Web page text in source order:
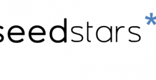
SEEDSTARS WORLD REVIENT EN AFRIQUE POUR